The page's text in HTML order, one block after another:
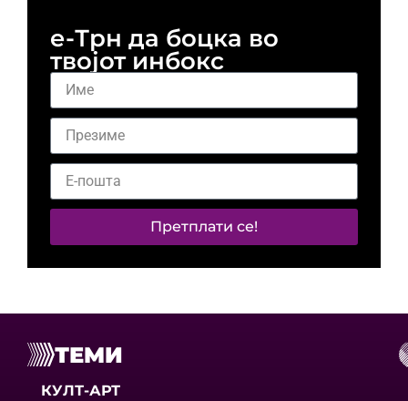
е-Трн да боцка во
твојот инбокс
Претплати се!
ТЕМИ
КУЛТ-АРТ